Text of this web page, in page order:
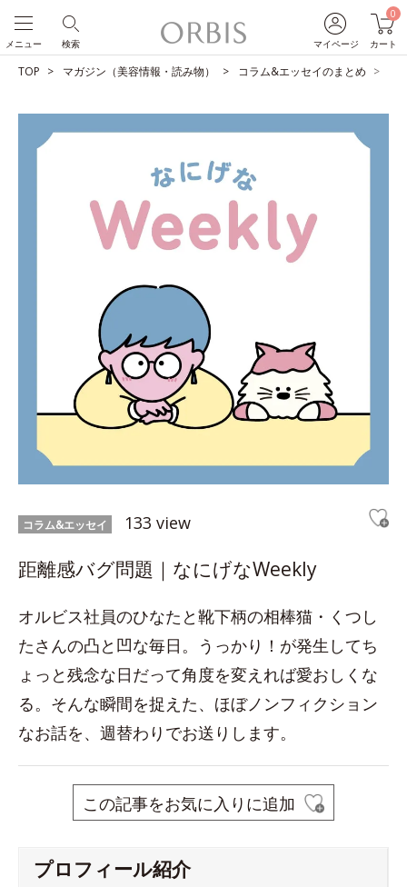
マイページ
0
カート
検索
メニュー
TOP マガジン（美容情報・読み物） コラム&エッセイのまとめ
コラム&エッセイ 133 view
距離感バグ問題｜なにげなWeekly
オルビス社員のひなたと靴下柄の相棒猫・くつし
たさんの凸と凹な毎日。うっかり！が発生してち
ょっと残念な日だって角度を変えれば愛おしくな
る。そんな瞬間を捉えた、ほぼノンフィクション
なお話を、週替わりでお送りします。
この記事をお気に入りに追加
プロフィール紹介